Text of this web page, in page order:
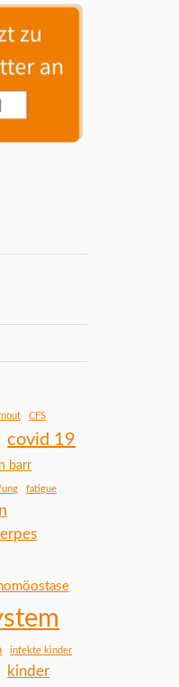
CFS
covid 19
barr
fatigue
infekte kinder
kinder